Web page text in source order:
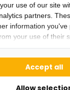
aanbiedingen
beloofd.
beperkingen
use of our site
partners.
information
your use of their
Allow
Accept all